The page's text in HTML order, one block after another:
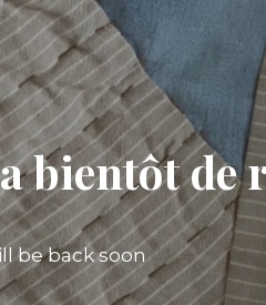
bientôt de
be back soon